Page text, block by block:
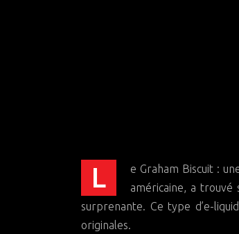
Le Graham Biscuit : une saveur inattendue qui séduit les vapoteurs ! Ce biscuit, emblématique de la cuisine
américaine, a
surprenante. Ce type d’e-
originales.